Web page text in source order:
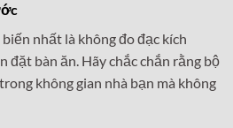
nhất là không đo đạc kích
bàn ăn. Hãy chắc chắn rằng bộ
không gian nhà bạn mà không